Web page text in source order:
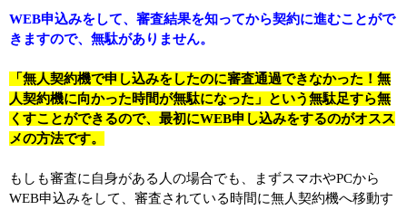
WEB申込みをして、審査結果を知ってから契約に進むことがで
きますので、無駄がありません。
「無人契約機で申し込みをしたのに審査通過できなかった！無
人契約機に向かった時間が無駄になった」という無駄足すら無
くすことができるので、最初にWEB申し込みをするのがオスス
メの方法です。
もしも審査に自身がある人の場合でも、まずスマホやPCから
WEB申込みをして、審査されている時間に無人契約機へ移動す